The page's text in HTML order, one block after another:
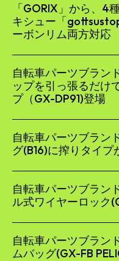
「GORIX」から、4
キシュー「
ーボンリム両方対応
自転車パーツブラン
ップを引っ張るだけ
プ（GX-DP91)登場
自転車パーツブラン
グ(B16)に搾りタイプ
自転車パーツブラン
ル式ワイヤーロック
自転車パーツブラン
ムバッグ(GX-FB